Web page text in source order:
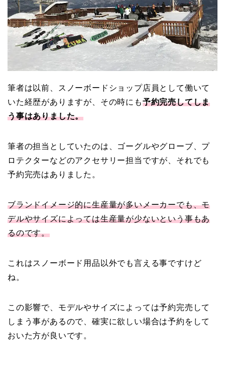
筆者は以前、スノーボードショップ店員として働いて
いた経歴がありますが、その時にも予約完売してしま
う事はありました。
筆者の担当としていたのは、ゴーグルやグローブ、プ
ロテクターなどのアクセサリー担当ですが、それでも
予約完売はありました。
ブランドイメージ的に生産量が多いメーカーでも、モ
デルやサイズによっては生産量が少ないという事もあ
るのです。
これはスノーボード用品以外でも言える事ですけど
ね。
この影響で、モデルやサイズによっては予約完売して
しまう事があるので、確実に欲しい場合は予約をして
おいた方が良いです。